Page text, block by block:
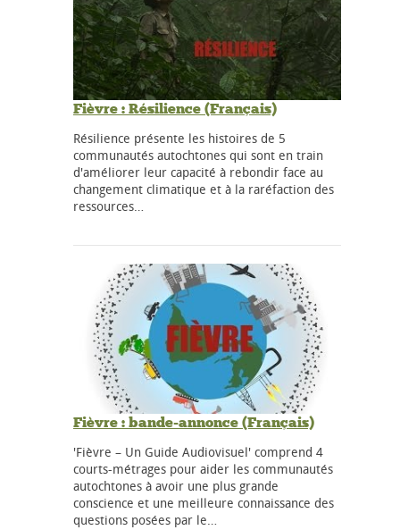
Fièvre : Résilience (Français)
Résilience présente les histoires de 5
communautés autochtones qui sont en train
d'améliorer leur capacité à rebondir face au
changement climatique et à la raréfaction des
ressources…
Fièvre : bande-annonce (Français)
'Fièvre – Un Guide Audiovisuel' comprend 4
courts-métrages pour aider les communautés
autochtones à avoir une plus grande
conscience et une meilleure connaissance des
questions posées par le…